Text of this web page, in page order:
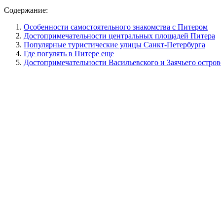
Содержание:
Особенности самостоятельного знакомства с Питером
Достопримечательности центральных площадей Питера
Популярные туристические улицы Санкт-Петербурга
Где погулять в Питере еще
Достопримечательности Васильевского и Заячьего